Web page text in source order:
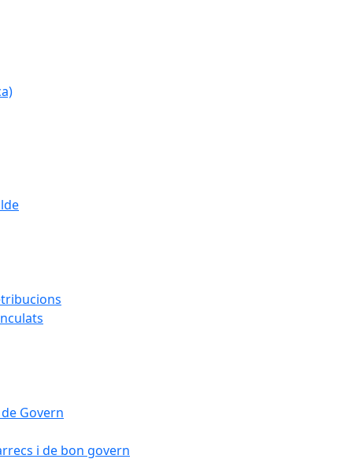
Govern
i de bon govern